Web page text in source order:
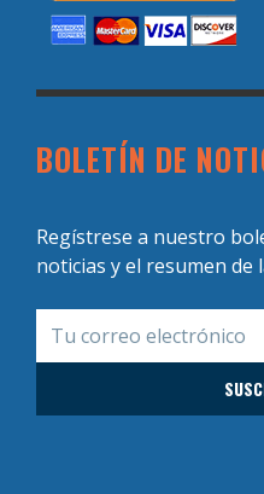
BOLETÍN DE
Regístrese a nuestro
noticias y el resumen de